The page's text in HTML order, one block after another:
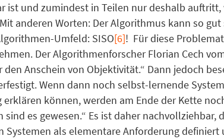
ist und zumindest in Teilen nur deshalb
anderen Worten: Der Algorithmus kann so
Umfeld: SISO[6]! Für diese
Der Algorithmenforscher Florian Cech
Anschein von Objektivität.“ Dann jedoch
Wenn dann noch selbst-lernende
können, werden am Ende der Kette
es gewesen.“ Es ist daher nachvollziehbar,
als elementare Anforderung definiert